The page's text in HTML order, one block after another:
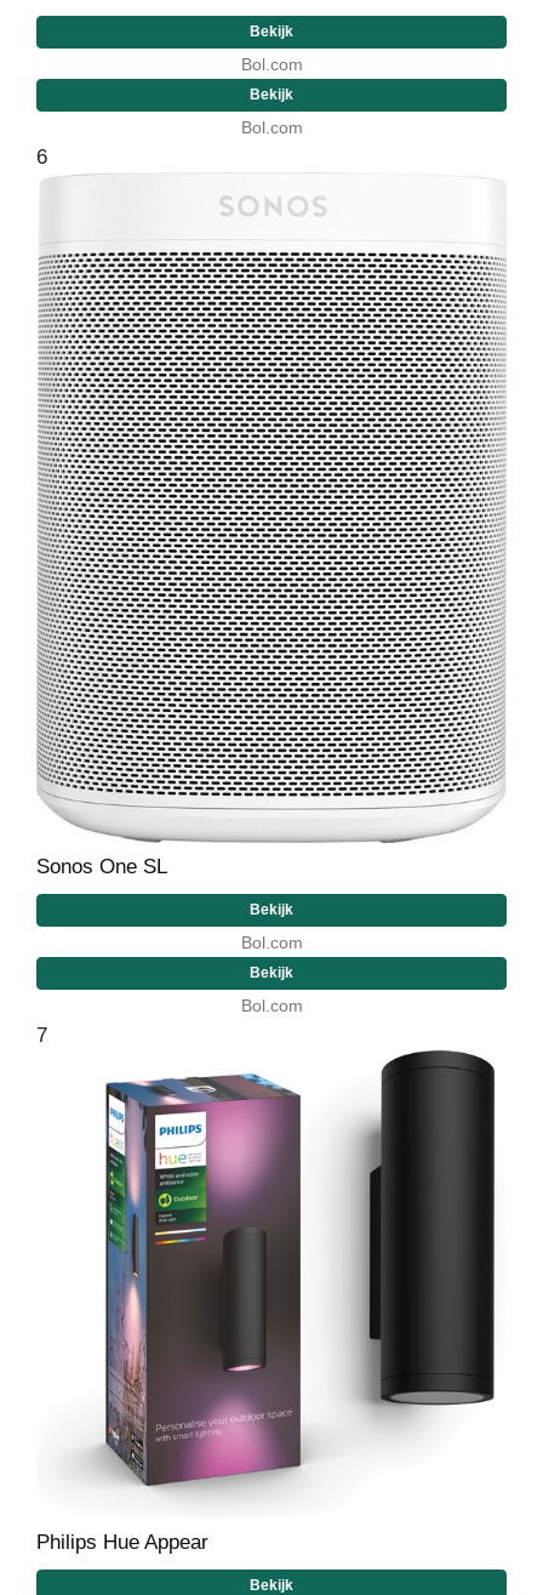
Bekijk
Bol.com
Bekijk
Bol.com
6
Sonos One SL
Bekijk
Bol.com
Bekijk
Bol.com
7
Philips Hue Appear
Bekijk